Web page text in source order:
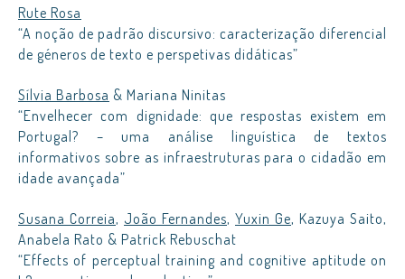
Rute Rosa
“A noção de padrão discursivo: caracterização diferencial
de géneros de texto e perspetivas didáticas”
Sílvia Barbosa & Mariana Ninitas
“Envelhecer com dignidade: que respostas existem em
Portugal? – uma análise linguística de textos
informativos sobre as infraestruturas para o cidadão em
idade avançada”
Susana Correia, João Fernandes, Yuxin Ge, Kazuya Saito,
Anabela Rato & Patrick Rebuschat
“Effects of perceptual training and cognitive aptitude on